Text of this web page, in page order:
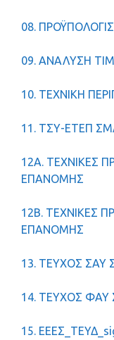
08.
09. ΑΝΑΛΥΣΗ
10. ΤΕΧΝΙΚΗ
11. ΤΣΥ-ΕΤΕΠ
12Α. ΤΕΧΝΙΚΕΣ
ΕΠΑΝΟΜΗΣ
12Β. ΤΕΧΝΙΚΕΣ
ΕΠΑΝΟΜΗΣ
13. ΤΕΥΧΟΣ
14. ΤΕΥΧΟΣ
15.